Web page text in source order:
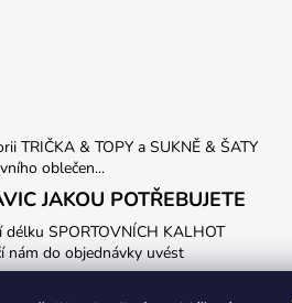
TRIČKA & TOPY a SUKNĚ & ŠATY
oblečen...
JAKOU POTŘEBUJETE
SPORTOVNÍCH KALHOT
nám do objednávky uvést